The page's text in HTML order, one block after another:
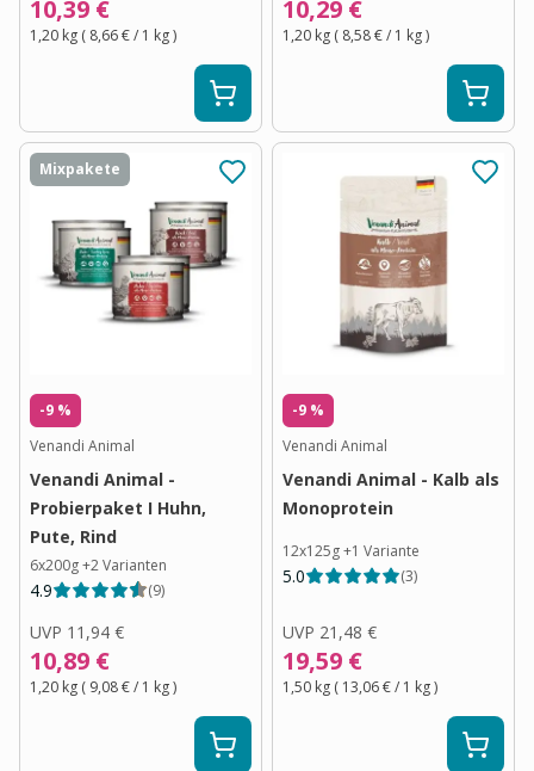
10,39 €
1,20 kg ( 8,66 €/ 1 kg)
10,29 €
1,20 kg ( 8,58 €/ 1 kg)
Mixpakete
-9 %
Venandi Animal
Venandi Animal -
Probierpaket I Huhn,
Pute, Rind
6x200g+2Varianten
4.9 (9)
UVP 11,94 €
10,89 €
1,20 kg ( 9,08 €/ 1 kg)
-9 %
Venandi Animal
Venandi Animal - Kalb als
Monoprotein
12x125g+1 Variante
5.0 (3)
UVP 21,48 €
19,59 €
1,50 kg ( 13,06 €/ 1 kg)